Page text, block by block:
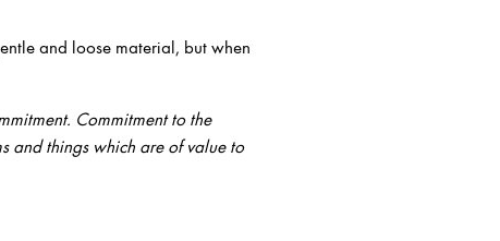
and loose material, but when
Commitment to the
and things which are of value to